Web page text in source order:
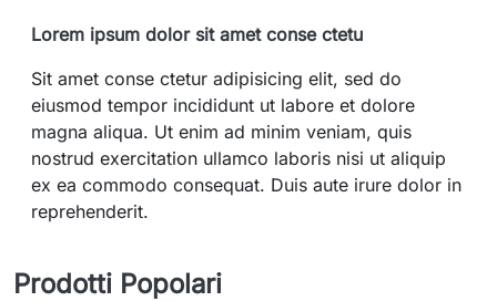
Lorem ipsum dolor sit amet conse ctetu
Sit amet conse ctetur adipisicing elit, sed do
eiusmod tempor incididunt ut labore et dolore
magna aliqua. Ut enim ad minim veniam, quis
nostrud exercitation ullamco laboris nisi ut aliquip
ex ea commodo consequat. Duis aute irure dolor in
reprehenderit.
Prodotti Popolari